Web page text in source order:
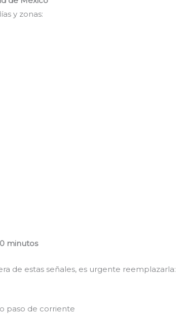
y zonas:
minutos
de estas señales, es urgente reemplazarla:
paso de corriente